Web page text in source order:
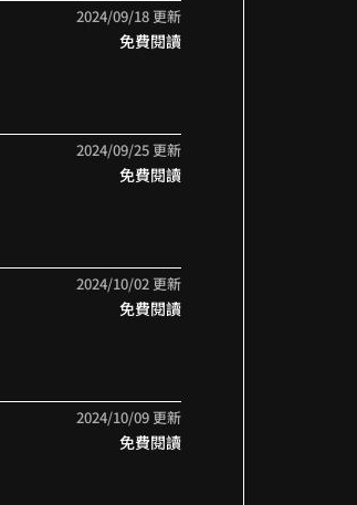
2024/09/18 更新
免費閱讀
2024/09/25 更新
免費閱讀
2024/10/02 更新
免費閱讀
2024/10/09 更新
免費閱讀